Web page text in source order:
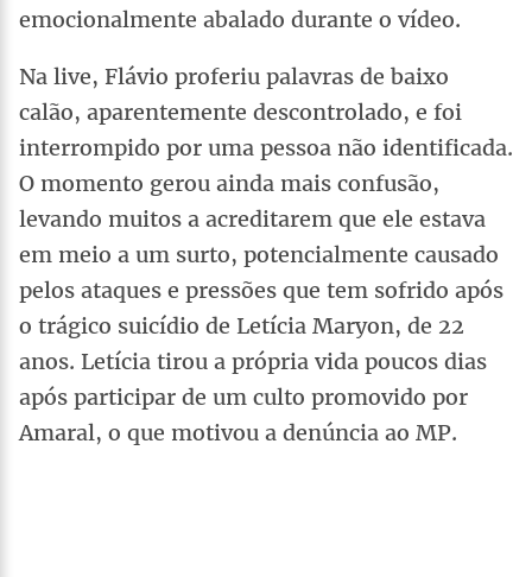
emocionalmente abalado durante o vídeo.
Na live, Flávio proferiu palavras de baixo
calão, aparentemente descontrolado, e foi
interrompido por uma pessoa não identificada.
O momento gerou ainda mais confusão,
levando muitos a acreditarem que ele estava
em meio a um surto, potencialmente causado
pelos ataques e pressões que tem sofrido após
o trágico suicídio de Letícia Maryon, de 22
anos. Letícia tirou a própria vida poucos dias
após participar de um culto promovido por
Amaral, o que motivou a denúncia ao MP.